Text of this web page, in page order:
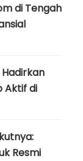
di Tengah
Aktif di
Resmi